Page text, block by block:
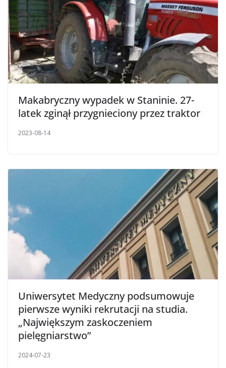
Makabryczny wypadek w Staninie. 27-
latek zginął przygnieciony przez traktor
2023-08-14
Uniwersytet Medyczny podsumowuje
pierwsze wyniki rekrutacji na studia.
„Największym zaskoczeniem
pielęgniarstwo”
2024-07-23